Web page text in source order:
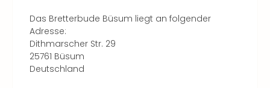
Das Bretterbude Büsum liegt an folgender
Adresse:
Dithmarscher Str. 29
25761 Büsum
Deutschland